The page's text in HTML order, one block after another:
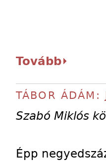
Tovább
TÁBOR ÁDÁM:
Szabó Miklós
Épp